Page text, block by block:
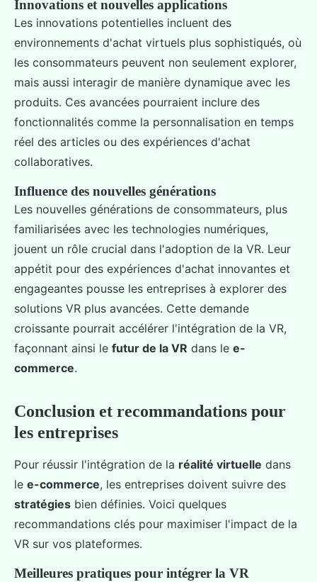
Innovations et nouvelles applications
Les innovations potentielles incluent des
environnements d'achat virtuels plus sophistiqués, où
les consommateurs peuvent non seulement explorer,
mais aussi interagir de manière dynamique avec les
produits. Ces avancées pourraient inclure des
fonctionnalités comme la personnalisation en temps
réel des articles ou des expériences d'achat
collaboratives.
Influence des nouvelles générations
Les nouvelles générations de consommateurs, plus
familiarisées avec les technologies numériques,
jouent un rôle crucial dans l'adoption de la VR. Leur
appétit pour des expériences d'achat innovantes et
engageantes pousse les entreprises à explorer des
solutions VR plus avancées. Cette demande
croissante pourrait accélérer l'intégration de la VR,
façonnant ainsi le futur de la VR dans le e-
commerce.
Conclusion et recommandations pour
les entreprises
Pour réussir l'intégration de la réalité virtuelle dans
le e-commerce, les entreprises doivent suivre des
stratégies bien définies. Voici quelques
recommandations clés pour maximiser l'impact de la
VR sur vos plateformes.
Meilleures pratiques pour intégrer la VR